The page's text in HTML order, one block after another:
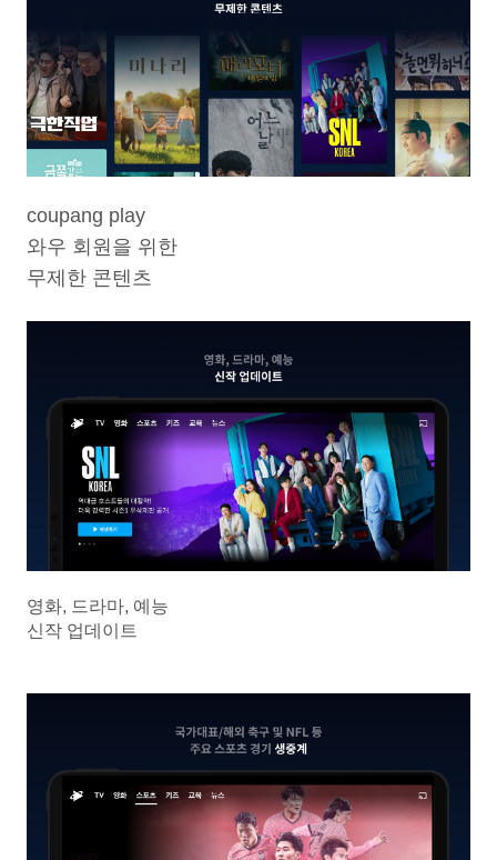
coupang play
와우 회원을 위한
무제한 콘텐츠
영화, 드라마, 예능
신작 업데이트